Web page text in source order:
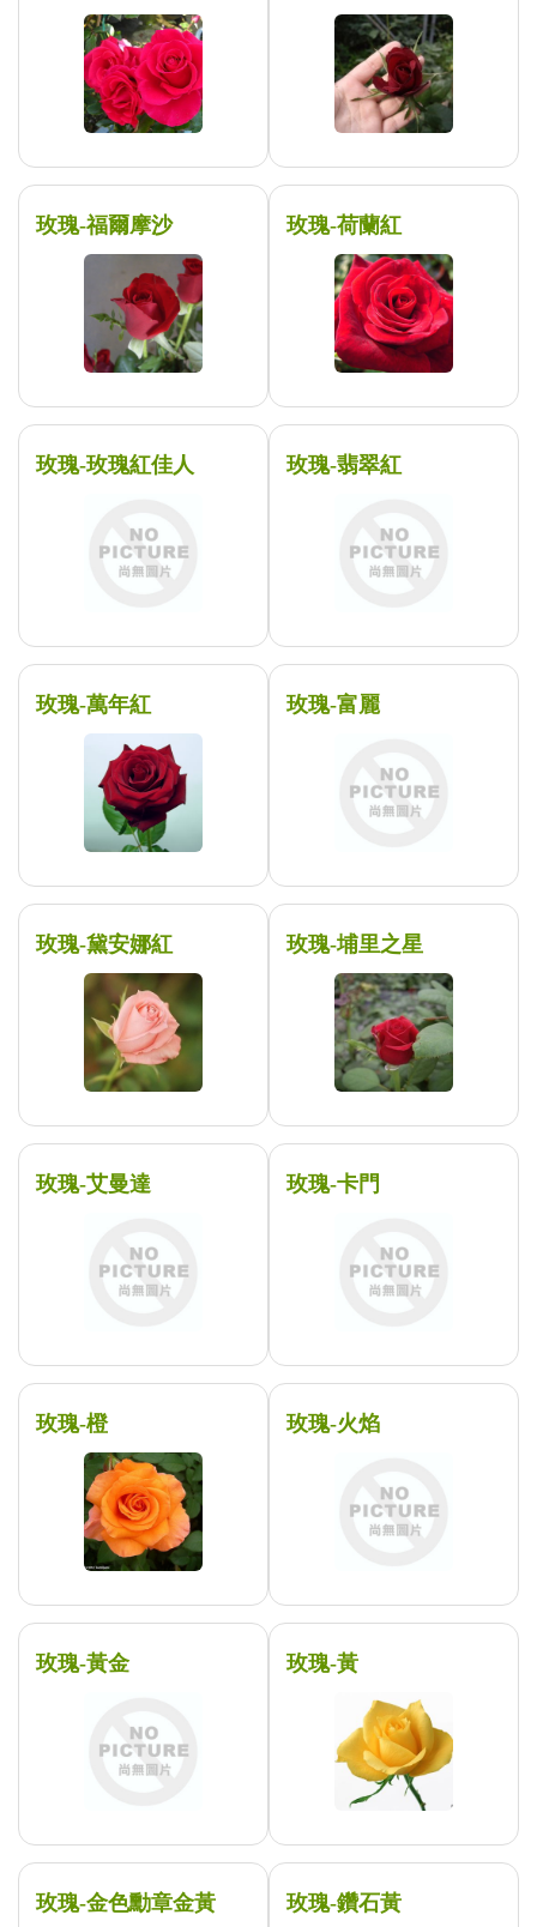
玫瑰-福爾摩沙 玫瑰-荷蘭紅
玫瑰-玫瑰紅佳人 玫瑰-翡翠紅
玫瑰-萬年紅 玫瑰-富麗
玫瑰-黛安娜紅 玫瑰-埔里之星
玫瑰-艾曼達 玫瑰-卡門
玫瑰-橙 玫瑰-火焰
玫瑰-黃金 玫瑰-黃
玫瑰-金色勳章金黃 玫瑰-鑽石黃